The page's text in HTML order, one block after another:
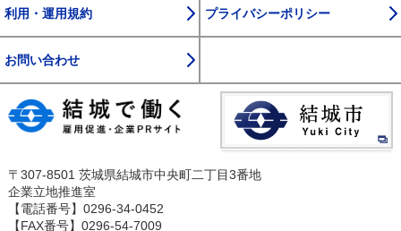
ら登録したものを他へ転載する場合を除き，管理者の承諾な
管理者の承諾を受けるものとする。
第10条 利用者等は，自己の判断と責任において本サイトを
利用するものとする。
2 管理者は，本サイトで提供する求人情報の正確性，有用性
等に対して一切の責任を負わない。
は他者に損害を与えた場合は，自らの責任と費用をもって誠
実に解決するものとする。
4 管理者は，利用者等が故意若しくは重大な過失により又は
利用・運用規約 プライバシーポリシー
お問い合わせ
〒307-8501 茨城県結城市中央町二丁目3番地
企業立地推進室
【電話番号】0296-34-0452
【FAX番号】0296-54-7009